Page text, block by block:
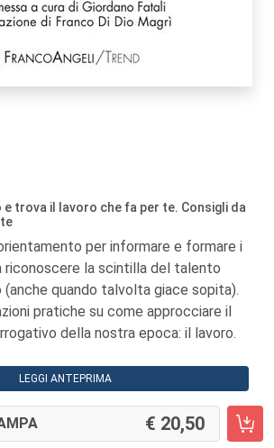
trova il lavoro che fa per te. Consigli da
per informare e formare i
riconoscere la scintilla del talento
(anche quando talvolta giace sopita).
pratiche su come approcciare il
della nostra epoca: il lavoro.
LEGGI ANTEPRIMA
20,50